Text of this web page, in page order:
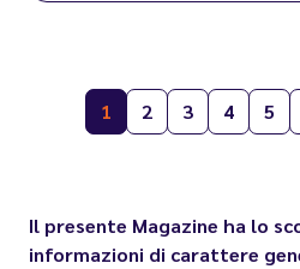
1 2 3 4 5
Il presente Magazine ha lo
informazioni di carattere